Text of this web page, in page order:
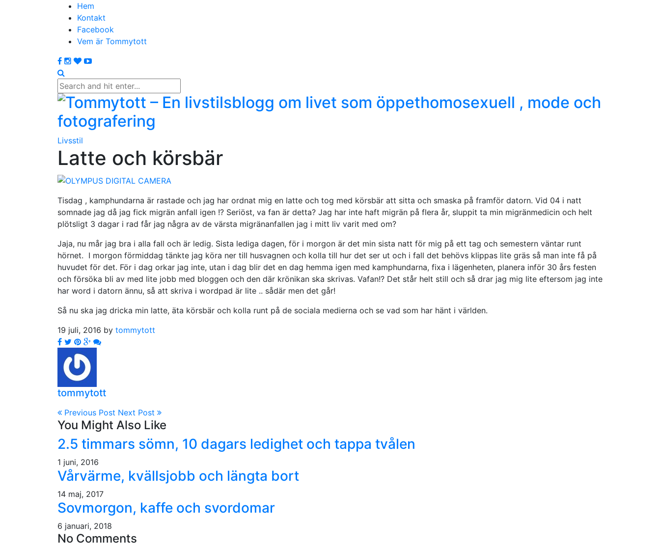
Hem
Kontakt
Facebook
Vem är Tommytott
Livsstil
Latte och körsbär
Tisdag , kamphundarna är rastade och jag har ordnat mig en latte och tog med körsbär att sitta och smaska på framför datorn. Vid 04 i natt
somnade jag då jag fick migrän anfall igen !? Seriöst, va fan är detta? Jag har inte haft migrän på flera år, sluppit ta min migränmedicin och helt
plötsligt 3 dagar i rad får jag några av de värsta migränanfallen jag i mitt liv varit med om?
Jaja, nu mår jag bra i alla fall och är ledig. Sista lediga dagen, för i morgon är det min sista natt för mig på ett tag och semestern väntar runt
hörnet. I morgon förmiddag tänkte jag köra ner till husvagnen och kolla till hur det ser ut och i fall det behövs klippas lite gräs så man inte få på
huvudet för det. För i dag orkar jag inte, utan i dag blir det en dag hemma igen med kamphundarna, fixa i lägenheten, planera inför 30 års festen
och försöka bli av med lite jobb med bloggen och den där krönikan ska skrivas. Vafan!? Det står helt still och så drar jag mig lite eftersom jag inte
har word i datorn ännu, så att skriva i wordpad är lite .. sådär men det går!
Så nu ska jag dricka min latte, äta körsbär och kolla runt på de sociala medierna och se vad som har hänt i världen.
19 juli, 2016 by tommytott
tommytott
Previous Post Next Post
You Might Also Like
2.5 timmars sömn, 10 dagars ledighet och tappa tvålen
1 juni, 2016
Vårvärme, kvällsjobb och längta bort
14 maj, 2017
Sovmorgon, kaffe och svordomar
6 januari, 2018
No Comments